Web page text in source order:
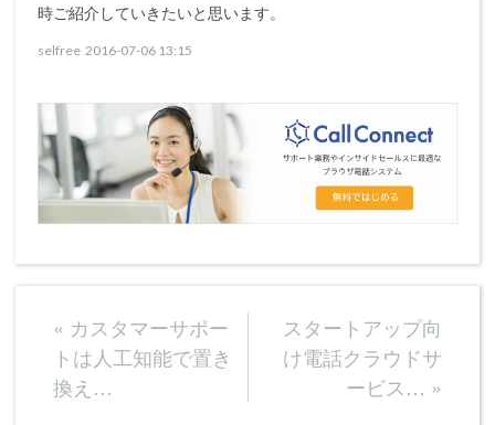
時ご紹介していきたいと思います。
selfree 2016-07-06 13:15
« カスタマーサポー
トは人工知能で置き
換え…
スタートアップ向
け電話クラウドサ
ービス… »